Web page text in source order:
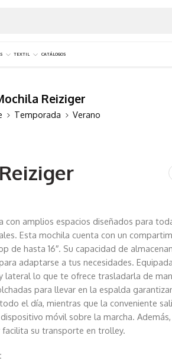
TEXTIL CATÁLOGOS
Reiziger
Temporada Verano
con amplios espacios diseñados para
Esta mochila cuenta con un
de hasta 16″. Su capacidad de
adaptarse a tus necesidades.
lateral lo que te ofrece trasladarla de
para llevar en la espalda
el día, mientras que la conveniente
móvil sobre la marcha.
su transporte en trolley.